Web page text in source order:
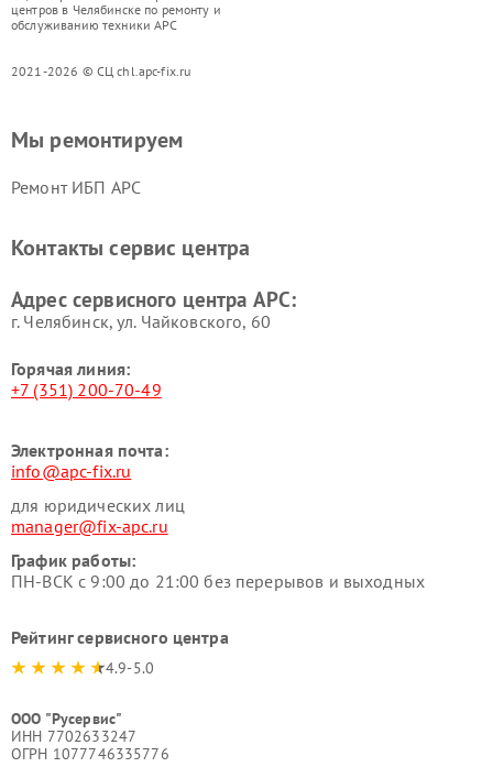
центров в Челябинске по ремонту и
обслуживанию техники APC
2021-2026 © СЦ chl.apc-fix.ru
Мы ремонтируем
Ремонт ИБП APC
Контакты сервис центра
Адрес сервисного центра APC:
г. Челябинск, ул. Чайковского, 60
Горячая линия:
+7 (351) 200-70-49
Электронная почта:
info@apc-fix.ru
для юридических лиц
manager@fix-apc.ru
График работы:
ПН-ВСК с 9:00 до 21:00 без перерывов и выходных
Рейтинг сервисного центра
4.9-5.0
ООО "Русервис"
ИНН 7702633247
ОГРН 1077746335776